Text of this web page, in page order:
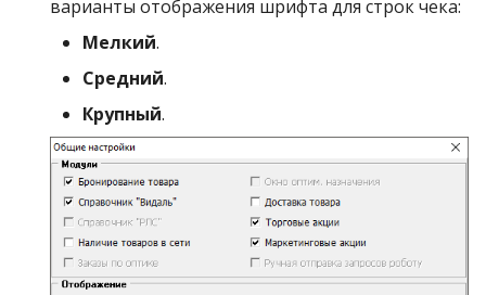
варианты отображения шрифта для строк чека:
Мелкий.
Средний.
Крупный.